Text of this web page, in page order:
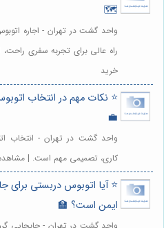
🗺️
واحد گشت در تهران - اجاره
راه عالی برای تجربه سفری
خرید
⭐️ نکات مهم در انتخاب
💼
واحد گشت در تهران - انتخاب
کاری، تصمیمی مهم است. |
⭐️ آیا اتوبوس دربستی برای
ایمن است؟ 🏫